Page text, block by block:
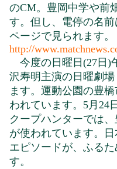
のCM。豊岡中学や前
す。但し、電停の名
ページで見られます。
http://
今度の日曜日(27日)
沢寿明主演の日曜劇
ます。運動公園の豊
われています。5月24
クープハンターでは
が使われています。
エピソードが、ふる
す。